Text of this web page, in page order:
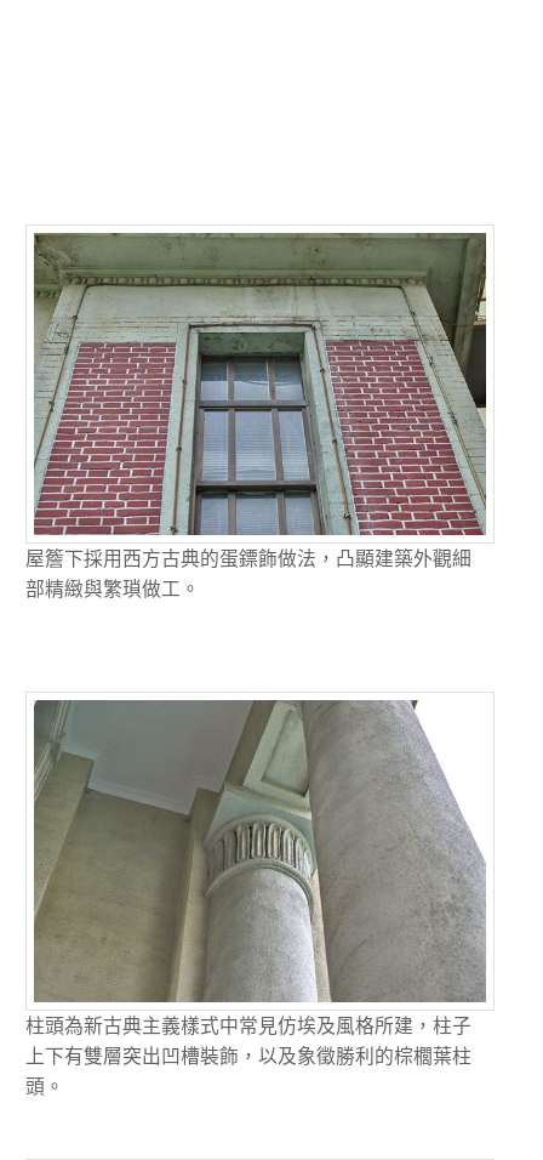
屋簷下採用西方古典的蛋鏢飾做法，凸顯建築外觀細
部精緻與繁瑣做工。
柱頭為新古典主義樣式中常見仿埃及風格所建，柱子
上下有雙層突出凹槽裝飾，以及象徵勝利的棕櫚葉柱
頭。